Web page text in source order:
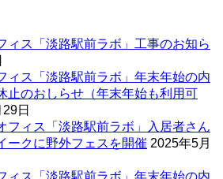
ィス「淡路駅前ラボ」工事のお知ら
ィス「淡路駅前ラボ」年末年始の内
止のおしらせ（年末年始も利用可
日
フィス「淡路駅前ラボ」入居者さん
ークに野外フェスを開催 2025年5月
ィス「淡路駅前ラボ」年末年始の内